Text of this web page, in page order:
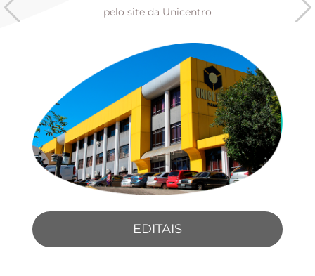
pelo site da Unicentro
EDITAIS